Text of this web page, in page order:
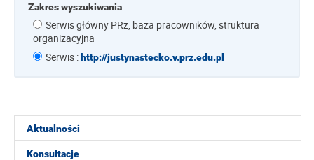
Aktualności
Konsultacje
Zakres wyszukiwania
Serwis główny PRz, baza pracowników, struktura
organizacyjna
Serwis : http://justynastecko.v.prz.edu.pl